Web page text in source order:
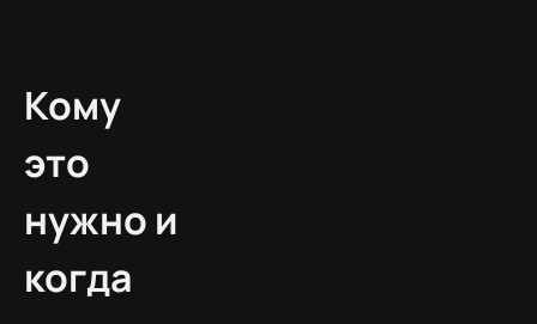
Кому
это
нужно и
когда